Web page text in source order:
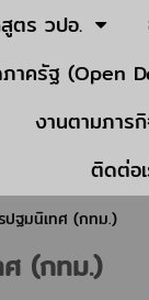
ตร วปอ.
าครัฐ (Open
งานตามภาร
ติดต่อ
ปฐมนิเทศ (กทม.)
ศ (กทม.)